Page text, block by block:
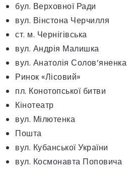
бул. Верховної Ради
вул. Вінстона Черчилля
ст. м. Чернігівська
вул. Андрія Малишка
вул. Анатолія Солов’яненка
Ринок «Лісовий»
пл. Конотопської битви
Кінотеатр
вул. Мілютенка
Пошта
вул. Кубанської України
вул. Космонавта Поповича